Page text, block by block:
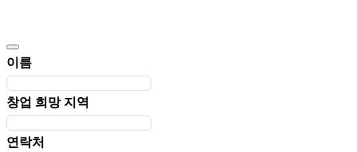
이름
창업 희망 지역
연락처